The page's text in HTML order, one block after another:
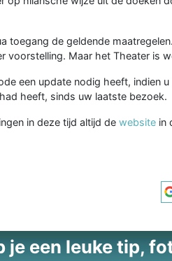
toegang de geldende
voorstelling. Maar het Theater is
een update nodig heeft, indien
heeft, sinds uw laatste bezoek.
in deze tijd altijd de website in
je een leuke tip,